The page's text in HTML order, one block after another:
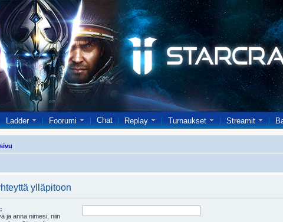
Ladder Foorumi Chat Replay Turnaukset Streamit
ylläpitoon
ja anna nimesi, niin